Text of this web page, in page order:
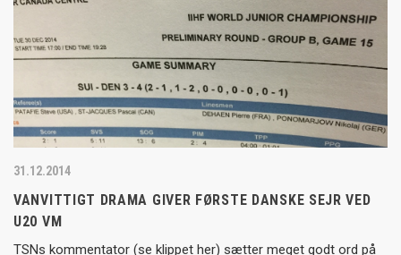
31.12.2014
VANVITTIGT DRAMA GIVER FØRSTE DANSKE SEJR VED
U20 VM
TSNs kommentator (se klippet her) sætter meget godt ord på